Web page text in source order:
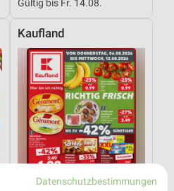
Gültig bis Fr. 14.08.
Kaufland
Datenschutzbestimmungen